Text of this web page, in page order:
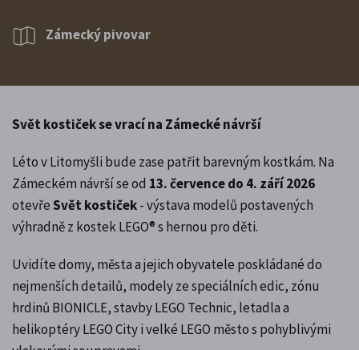
Zámecký pivovar
Svět kostiček se vrací na Zámecké návrší
Léto v Litomyšli bude zase patřit barevným kostkám. Na
Zámeckém návrší se od 13. července do 4. září 2026
otevřeSvět kostiček- výstava modelů postavených
výhradně z kostek LEGO® s hernou pro děti.
Uvidíte domy, města a jejich obyvatele poskládané do
nejmenších detailů, modely ze speciálních edic, zónu
hrdinů BIONICLE, stavby LEGO Technic, letadla a
helikoptéry LEGO City i velké LEGO město s pohyblivými